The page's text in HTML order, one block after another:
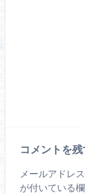
コメントを
メールアドレ
が付いている